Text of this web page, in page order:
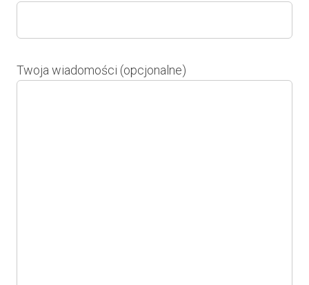
Twoja wiadomości (opcjonalne)